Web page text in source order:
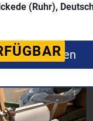
(Ruhr),
Kontaktieren